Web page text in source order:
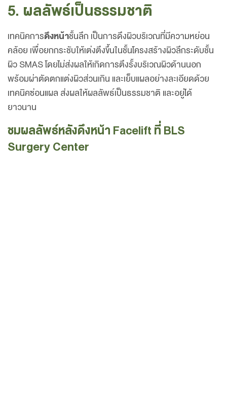
5. ผลลัพธ์เป็นธรรมชาติ
เทคนิคการดึงหน้าชั้นลึก เป็นการดึงผิวบริเวณที่มีความหย่อน
คล้อย เพื่อยกกระชับให้เต่งตึงขึ้นในชั้นโครงสร้างผิวลึกระดับชั้น
ผิว SMAS โดยไม่ส่งผลให้เกิดการตึงรั้งบริเวณผิวด้านนอก
พร้อมผ่าตัดตกแต่งผิวส่วนเกิน และเย็บแผลอย่างละเอียดด้วย
เทคนิคซ่อนแผล ส่งผลให้ผลลัพธ์เป็นธรรมชาติ และอยู่ได้
ยาวนาน
ชมผลลัพธ์หลังดึงหน้า Facelift ที่ BLS
Surgery Center